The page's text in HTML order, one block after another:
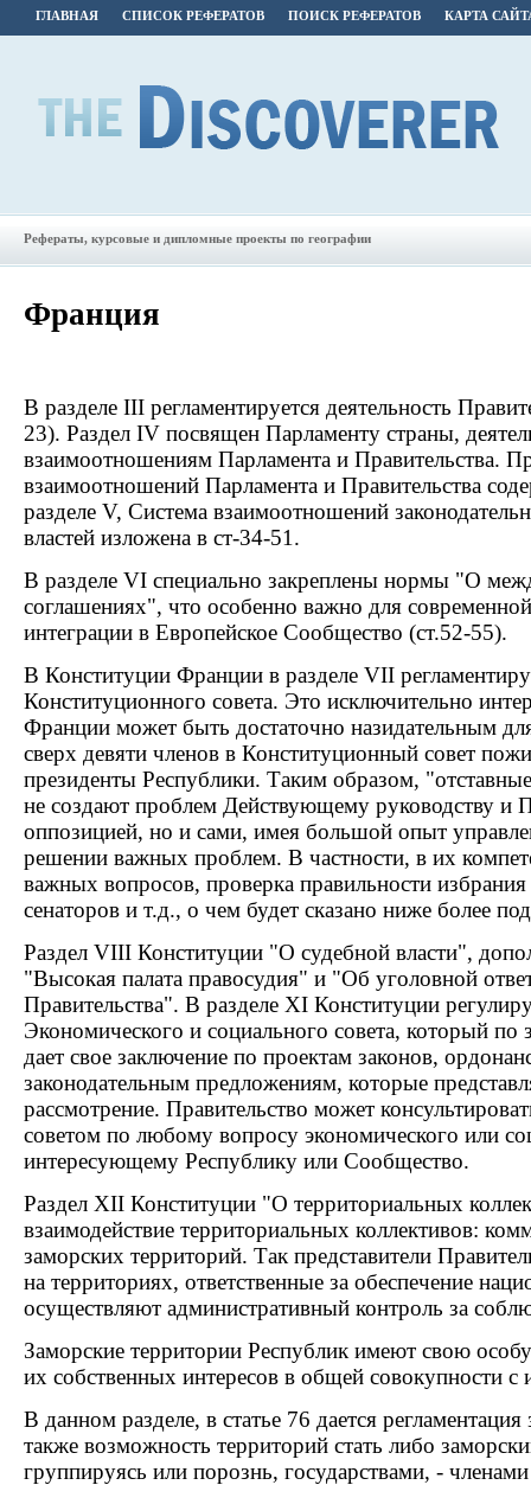
ГЛАВНАЯ СПИСОК РЕФЕРАТОВ ПОИСК РЕФЕРАТОВ КАРТА
Рефераты, курсовые и дипломные проекты по географии
Франция
В разделе III регламентируется деятельность
23). Раздел IV посвящен Парламенту страны,
взаимоотношениям Парламента и Правительства.
взаимоотношений Парламента и Правительства
разделе V, Система взаимоотношений
властей изложена в ст-34-51.
В разделе VI специально закреплены нормы "О
соглашениях", что особенно важно для
интеграции в Европейское Сообщество (ст.52-55).
В Конституции Франции в разделе VII
Конституционного совета. Это исключительно
Франции может быть достаточно назидательным
сверх девяти членов в Конституционный совет
президенты Республики. Таким образом,
не создают проблем Действующему руководству и
оппозицией, но и сами, имея большой опыт
решении важных проблем. В частности, в их
важных вопросов, проверка правильности избрания
сенаторов и т.д., о чем будет сказано ниже более
Раздел VIII Конституции "О судебной власти",
"Высокая палата правосудия" и "Об уголовной
Правительства". В разделе XI Конституции
Экономического и социального совета, который по
дает свое заключение по проектам законов,
законодательным предложениям, которые
рассмотрение. Правительство может
советом по любому вопросу экономического или
интересующему Республику или Сообщество.
Раздел XII Конституции "О территориальных
взаимодействие территориальных коллективов:
заморских территорий. Так представители
на территориях, ответственные за обеспечение
осуществляют административный контроль за
Заморские территории Республик имеют свою
их собственных интересов в общей совокупности с
В данном разделе, в статье 76 дается
также возможность территорий стать либо
группируясь или порознь, государствами, -